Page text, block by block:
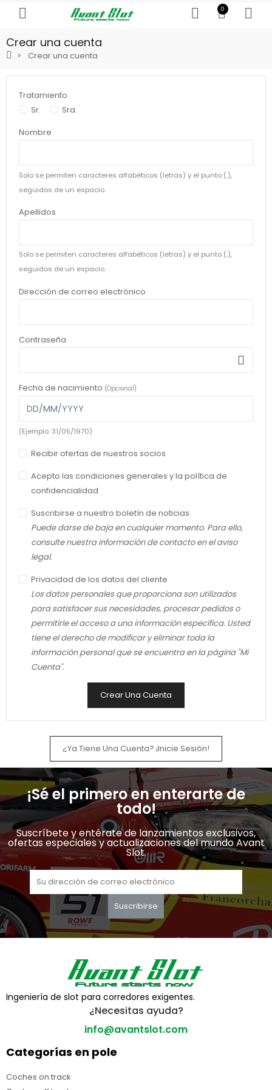
0
Crear una cuenta
Crear una cuenta
Tratamiento
Sr.
Sra.
Nombre
Solo se permiten caracteres alfabéticos (letras) y el punto (.),
seguidos de un espacio.
Apellidos
Solo se permiten caracteres alfabéticos (letras) y el punto (.),
seguidos de un espacio.
Dirección de correo electrónico
Contraseña
Fecha de nacimiento (Opcional)
(Ejemplo: 31/05/1970)
Recibir ofertas de nuestros socios
Acepto las condiciones generales y la política de
confidencialidad
Suscribirse a nuestro boletín de noticias
Puede darse de baja en cualquier momento. Para ello,
consulte nuestra información de contacto en el aviso
legal.
Privacidad de los datos del cliente
Los datos personales que proporciona son utilizados
para satisfacer sus necesidades, procesar pedidos o
permitirle el acceso a una información específica. Usted
tiene el derecho de modificar y eliminar toda la
información personal que se encuentra en la página "Mi
Cuenta".
Crear Una Cuenta
¿Ya Tiene Una Cuenta? ¡Inicie Sesión!
¡Sé el primero en enterarte de
todo!
Suscríbete y entérate de lanzamientos exclusivos,
ofertas especiales y actualizaciones del mundo Avant
Slot.
Suscribirse
Ingeniería de slot para corredores exigentes.
¿Necesitas ayuda?
info@avantslot.com
Categorías en pole
Coches on track